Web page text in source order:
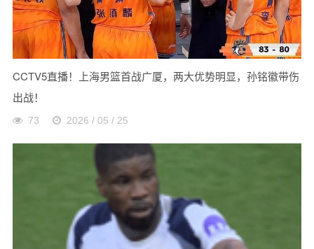
CCTV5直播！上海男篮首战广厦，两大优势明显，孙铭徽带伤
出战！
73 2026 / 05 / 25